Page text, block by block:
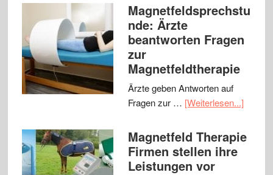
Magnetfeldsprechstu
nde: Ärzte
beantworten Fragen
zur
Magnetfeldtherapie
Ärzte geben Antworten auf
Fragen zur … [Weiterlesen...]
Magnetfeld Therapie
Firmen stellen ihre
Leistungen vor